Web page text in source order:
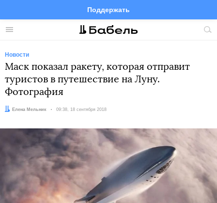
Меню
Поддержать
FacebookTelegramTwitter
Новости
Маск показал ракету, которая отправит
туристов в путешествие на Луну.
Фотография
Автор:Елена Мельник Дата:
09:38, 18 сентября 2018